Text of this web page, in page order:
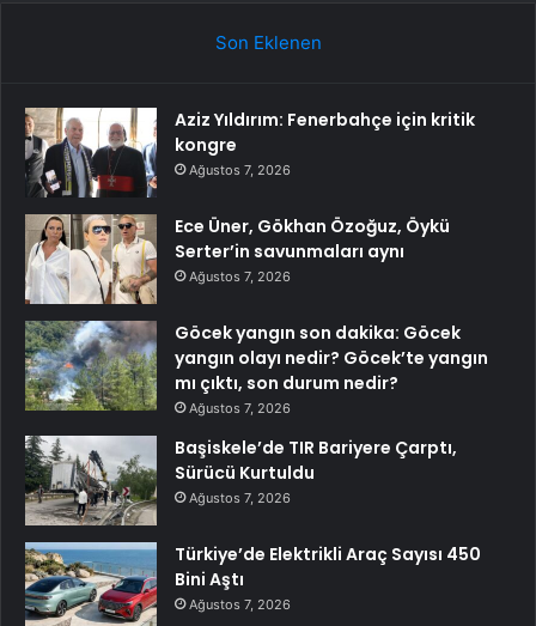
Son Eklenen
Aziz Yıldırım: Fenerbahçe için kritik
kongre
Ağustos 7, 2026
Ece Üner, Gökhan Özoğuz, Öykü
Serter’in savunmaları aynı
Ağustos 7, 2026
Göcek yangın son dakika: Göcek
yangın olayı nedir? Göcek’te yangın
mı çıktı, son durum nedir?
Ağustos 7, 2026
Başiskele’de TIR Bariyere Çarptı,
Sürücü Kurtuldu
Ağustos 7, 2026
Türkiye’de Elektrikli Araç Sayısı 450
Bini Aştı
Ağustos 7, 2026